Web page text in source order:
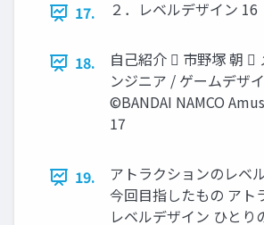
17.
２．レベルデザイン 16
18.
自己紹介  市野塚 朝 
ンジニア / ゲームデザ
©BANDAI NAMCO
17
19.
アトラクションのレベ
今回目指したもの アト
レベルデザイン ひとり